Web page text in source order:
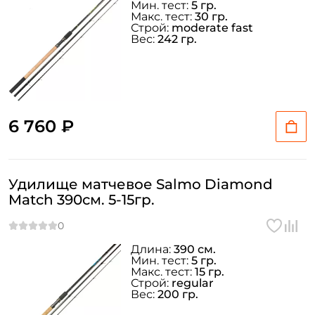
6 760 ₽
Мин. тест: 5 гр.
Макс. тест: 30 гр.
Строй: moderate fast
Вес: 242 гр.
Удилище матчевое Salmo Diamond
Match 390см. 5-15гр.
Длина: 390 см.
Мин. тест: 5 гр.
Макс. тест: 15 гр.
Строй: regular
Вес: 200 гр.